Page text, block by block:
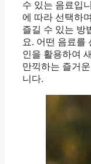
수 있는 음료입
에 따라 선택하
즐길 수 있는 방
요. 어떤 음료를
인을 활용하여
만끽하는 즐거
니다.